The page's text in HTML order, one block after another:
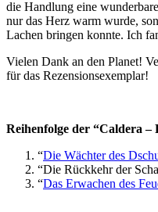
die Handlung eine
nur das Herz warm wurde,
Lachen bringen konnte. Ich
Vielen Dank an den Planet!
für das Rezensionsexemplar!
Reihenfolge der “Caldera –
“Die Wächter des
“Die Rückkehr der
“Das Erwachen des